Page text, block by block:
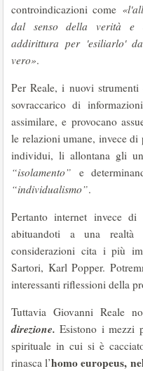
controindicazioni come
dal senso della verità e
addirittura per 'esiliarlo'
vero».
Per Reale, i nuovi
sovraccarico di
assimilare, e provocano
le relazioni umane, invece
individui, li allontana gli
“isolamento” e
“individualismo”.
Pertanto internet invece
abituandoti a una realtà
considerazioni cita i più
Sartori, Karl Popper.
interessanti riflessioni della
Tuttavia Giovanni Reale
direzione.Esistono i mezzi
spirituale in cui si è
rinasca l’homo europeus,